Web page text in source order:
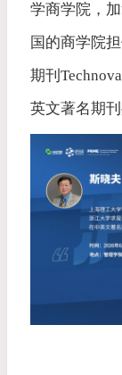
学商学院，
国的商学院
期刊
英文著名期